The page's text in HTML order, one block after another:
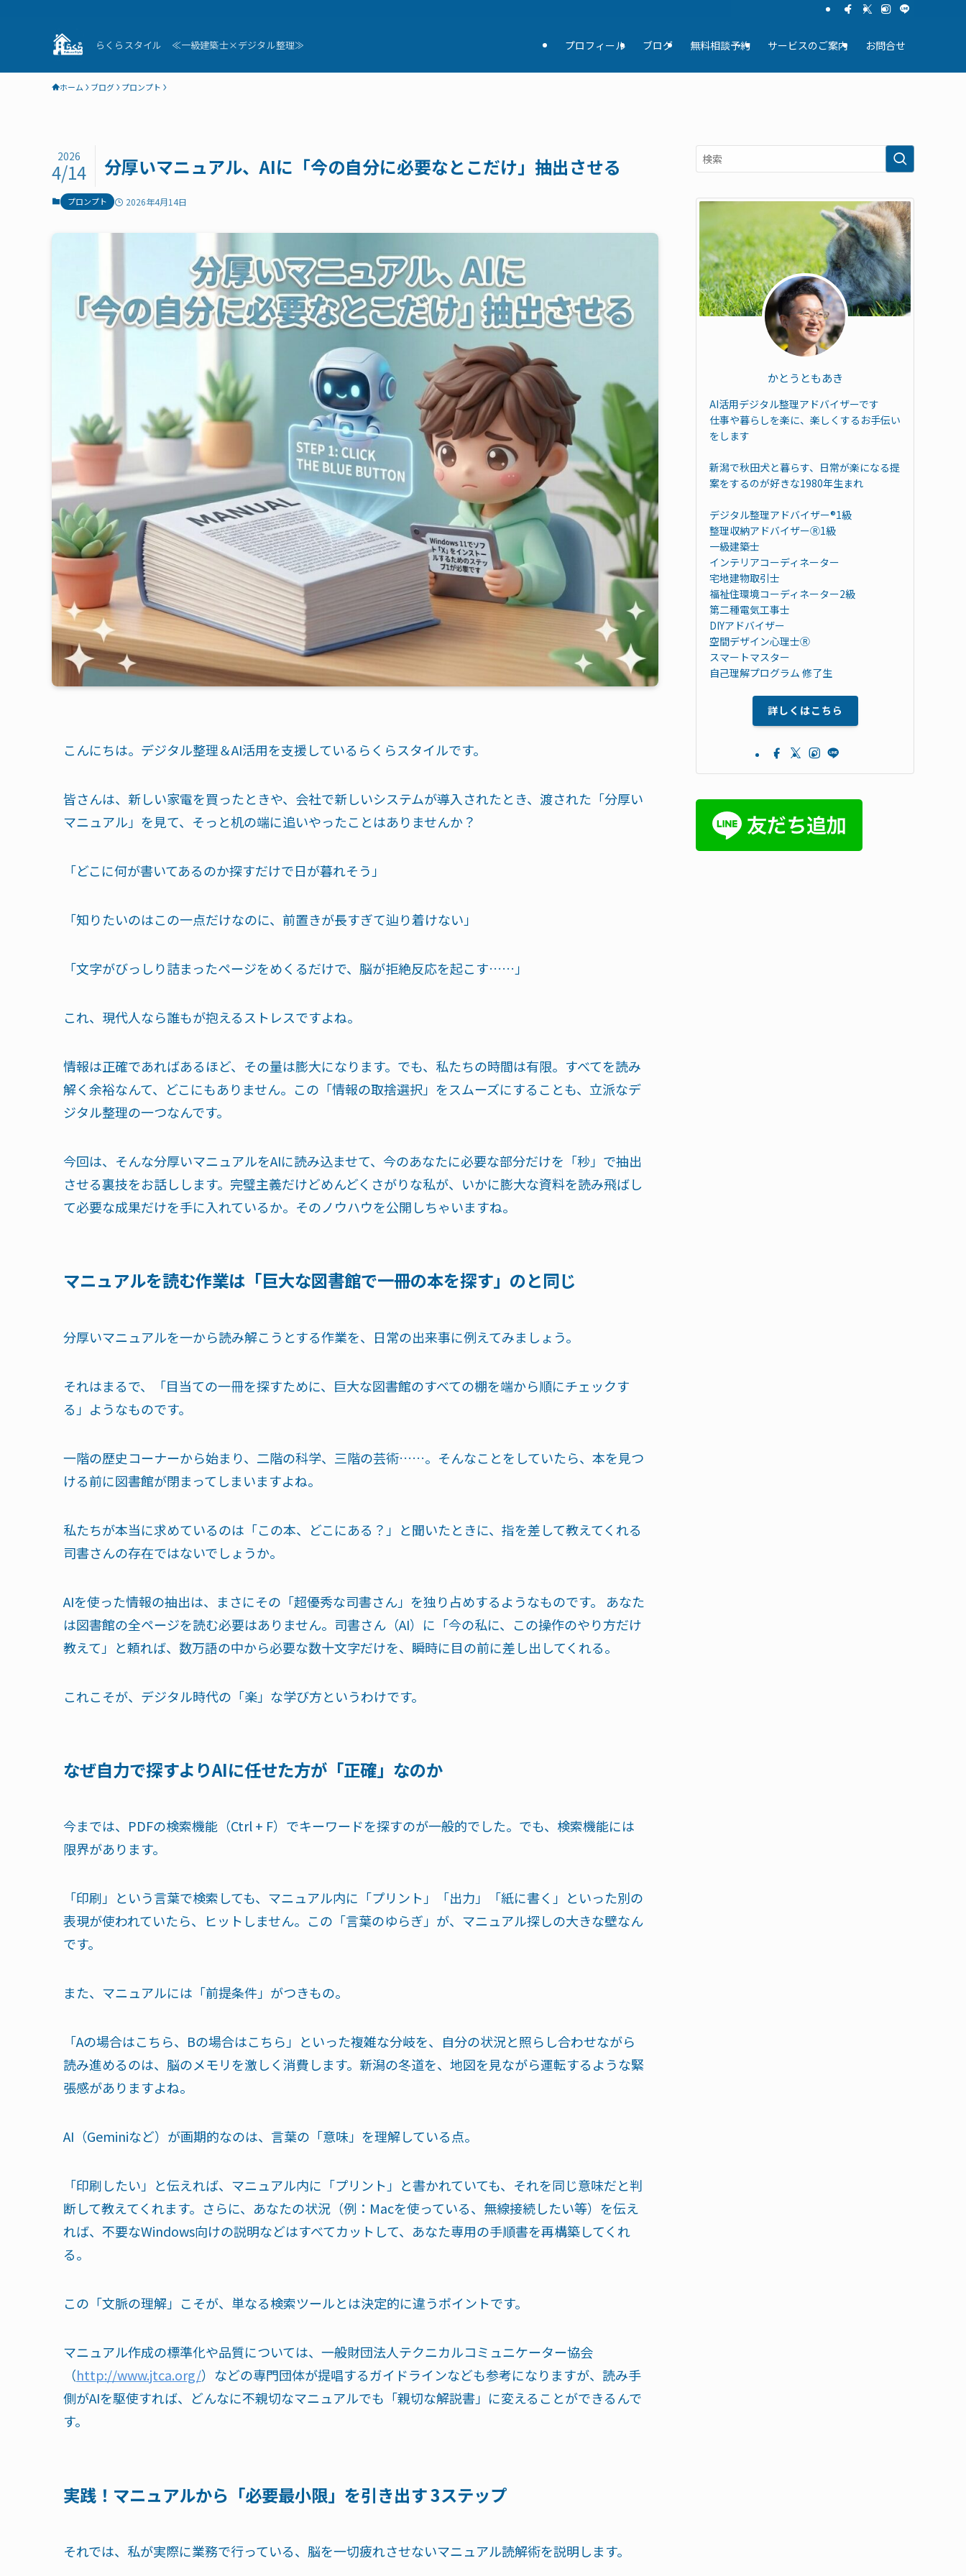
らくらスタイル ≪一級建築士×デジタル整理≫ プロフィール ブログ 無料相談予約 サービスのご案内 お問合せ
ホーム ブログ プロンプト
分厚いマニュアル、AIに「今の自分に必要なとこだけ」抽出させる
2026
4/14
プロンプト 2026年4月14日
こんにちは。デジタル整理＆AI活用を支援しているらくらスタイルです。
皆さんは、新しい家電を買ったときや、会社で新しいシステムが導入されたとき、渡された「分厚い
マニュアル」を見て、そっと机の端に追いやったことはありませんか？
「どこに何が書いてあるのか探すだけで日が暮れそう」
「知りたいのはこの一点だけなのに、前置きが長すぎて辿り着けない」
「文字がびっしり詰まったページをめくるだけで、脳が拒絶反応を起こす……」
これ、現代人なら誰もが抱えるストレスですよね。
情報は正確であればあるほど、その量は膨大になります。でも、私たちの時間は有限。すべてを読み
解く余裕なんて、どこにもありません。この「情報の取捨選択」をスムーズにすることも、立派なデ
ジタル整理の一つなんです。
今回は、そんな分厚いマニュアルをAIに読み込ませて、今のあなたに必要な部分だけを「秒」で抽出
させる裏技をお話しします。完璧主義だけどめんどくさがりな私が、いかに膨大な資料を読み飛ばし
て必要な成果だけを手に入れているか。そのノウハウを公開しちゃいますね。
マニュアルを読む作業は「巨大な図書館で一冊の本を探す」のと同じ
分厚いマニュアルを一から読み解こうとする作業を、日常の出来事に例えてみましょう。
それはまるで、「目当ての一冊を探すために、巨大な図書館のすべての棚を端から順にチェックす
る」ようなものです。
一階の歴史コーナーから始まり、二階の科学、三階の芸術……。そんなことをしていたら、本を見つ
ける前に図書館が閉まってしまいますよね。
私たちが本当に求めているのは「この本、どこにある？」と聞いたときに、指を差して教えてくれる
司書さんの存在ではないでしょうか。
AIを使った情報の抽出は、まさにその「超優秀な司書さん」を独り占めするようなものです。 あなた
は図書館の全ページを読む必要はありません。司書さん（AI）に「今の私に、この操作のやり方だけ
教えて」と頼れば、数万語の中から必要な数十文字だけを、瞬時に目の前に差し出してくれる。
これこそが、デジタル時代の「楽」な学び方というわけです。
なぜ自力で探すよりAIに任せた方が「正確」なのか
今までは、PDFの検索機能（Ctrl + F）でキーワードを探すのが一般的でした。でも、検索機能には
限界があります。
「印刷」という言葉で検索しても、マニュアル内に「プリント」「出力」「紙に書く」といった別の
表現が使われていたら、ヒットしません。この「言葉のゆらぎ」が、マニュアル探しの大きな壁なん
です。
また、マニュアルには「前提条件」がつきもの。
「Aの場合はこちら、Bの場合はこちら」といった複雑な分岐を、自分の状況と照らし合わせながら
読み進めるのは、脳のメモリを激しく消費します。新潟の冬道を、地図を見ながら運転するような緊
張感がありますよね。
AI（Geminiなど）が画期的なのは、言葉の「意味」を理解している点。
「印刷したい」と伝えれば、マニュアル内に「プリント」と書かれていても、それを同じ意味だと判
断して教えてくれます。さらに、あなたの状況（例：Macを使っている、無線接続したい等）を伝え
れば、不要なWindows向けの説明などはすべてカットして、あなた専用の手順書を再構築してくれ
る。
この「文脈の理解」こそが、単なる検索ツールとは決定的に違うポイントです。
マニュアル作成の標準化や品質については、一般財団法人テクニカルコミュニケーター協会
（http://www.jtca.org/）などの専門団体が提唱するガイドラインなども参考になりますが、読み手
側がAIを駆使すれば、どんなに不親切なマニュアルでも「親切な解説書」に変えることができるんで
す。
実践！マニュアルから「必要最小限」を引き出す 3ステップ
それでは、私が実際に業務で行っている、脳を一切疲れさせないマニュアル読解術を説明します。
かとうともあき
AI活用デジタル整理アドバイザーです
仕事や暮らしを楽に、楽しくするお手伝い
をします
新潟で秋田犬と暮らす、日常が楽になる提
案をするのが好きな1980年生まれ
デジタル整理アドバイザー®︎1級
整理収納アドバイザーⓇ1級
一級建築士
インテリアコーディネーター
宅地建物取引士
福祉住環境コーディネーター2級
第二種電気工事士
DIYアドバイザー
空間デザイン心理士Ⓡ
スマートマスター
自己理解プログラム 修了生
詳しくはこちら